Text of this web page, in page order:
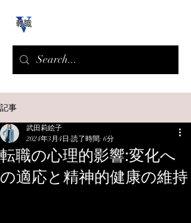
記事
転職の心理的影響:変化へ
の適応と精神的健康の維持
武田莉絵子
2024年3月4日 読了時間: 6分